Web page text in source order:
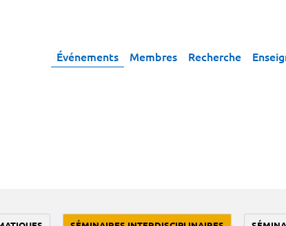
Événements Membres Recherche